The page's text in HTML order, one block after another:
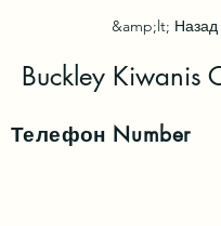
&amp;lt; Назад
Buckley Kiwanis
Телефон Number